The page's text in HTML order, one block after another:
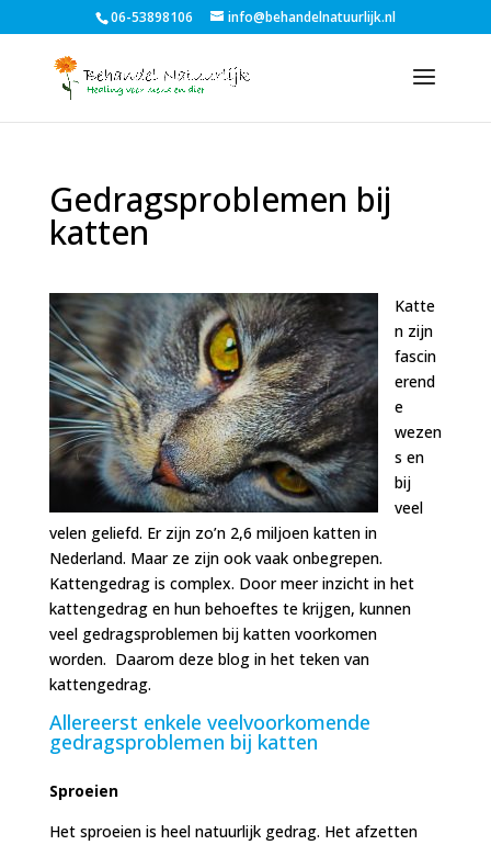
06-53898106 info@behandelnatuurlijk.nl
Gedragsproblemen bij
katten
Katte
n zijn
fascin
erend
e
wezen
s en
bij
veel
velen geliefd. Er zijn zo’n 2,6 miljoen katten in
Nederland. Maar ze zijn ook vaak onbegrepen.
Kattengedrag is complex. Door meer inzicht in het
kattengedrag en hun behoeftes te krijgen, kunnen
veel gedragsproblemen bij katten voorkomen
worden. Daarom deze blog in het teken van
kattengedrag.
Allereerst enkele veelvoorkomende
gedragsproblemen bij katten
Sproeien
Het sproeien is heel natuurlijk gedrag. Het afzetten